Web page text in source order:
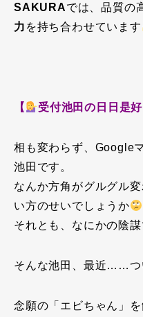
SAKURAでは、品質の
力 を持ち合わせています
【 受付池田の日日是好
相も変わらず、Google
池田です。
なんか方角がグルグル
い方のせいでしょうか
それとも、なにかの陰謀
そんな池田、最近……つ
念願の「エビちゃん」